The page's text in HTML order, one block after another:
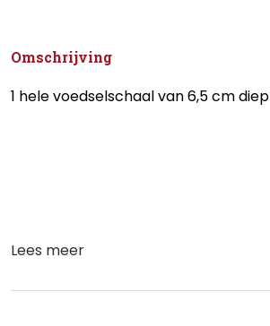
Omschrijving
1 hele voedselschaal van 6,5 cm diep
Lees meer